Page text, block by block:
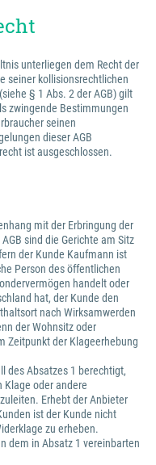
unterliegen dem Recht der
seiner kollisionsrechtlichen
§ 1 Abs. 2 der AGB) gilt
zwingende Bestimmungen
seinen
dieser AGB
ist ausgeschlossen.
mit der Erbringung der
sind die Gerichte am Sitz
der Kunde Kaufmann ist
Person des öffentlichen
handelt oder
hat, der Kunde den
nach Wirksamwerden
der Wohnsitz oder
Zeitpunkt der Klageerhebung
des Absatzes 1 berechtigt,
Klage oder andere
Erhebt der Anbieter
ist der Kunde nicht
zu erheben.
dem in Absatz 1 vereinbarten